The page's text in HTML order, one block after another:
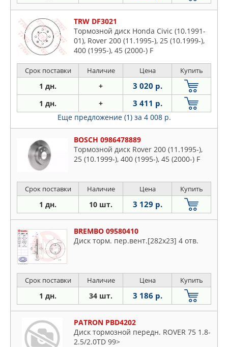
TRW DF3021
Тормозной диск Honda Civic (10.1991-
01), Rover 200 (11.1995-), 25 (10.1999-),
400 (1995-), 45 (2000-) F
Срок поставки Наличие Цена Купить
1 дн. + 3 020 р.
1 дн. + 3 411 р.
Еще предложение (1) за 4 008 р.
BOSCH 0986478889
Тормозной диск Rover 200 (11.1995-),
25 (10.1999-), 400 (1995-), 45 (2000-) F
Срок поставки Наличие Цена Купить
1 дн. 10 шт. 3 129 р.
BREMBO 09580410
Диск торм. пер.вент.[282x23] 4 отв.
Срок поставки Наличие Цена Купить
1 дн. 34 шт. 3 186 р.
PATRON PBD4202
Диск тормозной передн. ROVER 75 1.8-
2.5/2.0TD 99>